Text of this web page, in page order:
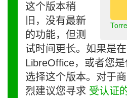
这个版本稍
旧，没有最新
的功能，但测
试时间更长。如果是
LibreOffice，或者您
选择这个版本。对于
烈建议您寻求 受认证